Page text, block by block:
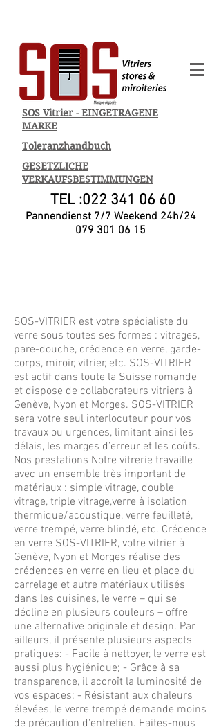
SOS Vitrier - EINGETRAGENE
MARKE
Toleranzhandbuch
GESETZLICHE
VERKAUFSBESTIMMUNGEN
TEL :022 341 06 60
Pannendienst 7/7 Weekend 24h/24
079 301 06 15
SOS-VITRIER est votre spécialiste du
verre sous toutes ses formes : vitrages,
pare-douche, crédence en verre, garde-
corps, miroir, vitrier, etc. SOS-VITRIER
est actif dans toute la Suisse romande
et dispose de collaborateurs vitriers à
Genève, Nyon et Morges. SOS-VITRIER
sera votre seul interlocuteur pour vos
travaux ou urgences, limitant ainsi les
délais, les marges d’erreur et les coûts.
Nos prestations Notre vitrerie travaille
avec un ensemble très important de
matériaux : simple vitrage, double
vitrage, triple vitrage,verre à isolation
thermique/acoustique, verre feuilleté,
verre trempé, verre blindé, etc. Crédence
en verre SOS-VITRIER, votre vitrier à
Genève, Nyon et Morges réalise des
crédences en verre en lieu et place du
carrelage et autre matériaux utilisés
dans les cuisines, le verre – qui se
décline en plusieurs couleurs – offre
une alternative originale et design. Par
ailleurs, il présente plusieurs aspects
pratiques: - Facile à nettoyer, le verre est
aussi plus hygiénique; - Grâce à sa
transparence, il accroît la luminosité de
vos espaces; - Résistant aux chaleurs
élevées, le verre trempé demande moins
de précaution d'entretien. Faites-nous